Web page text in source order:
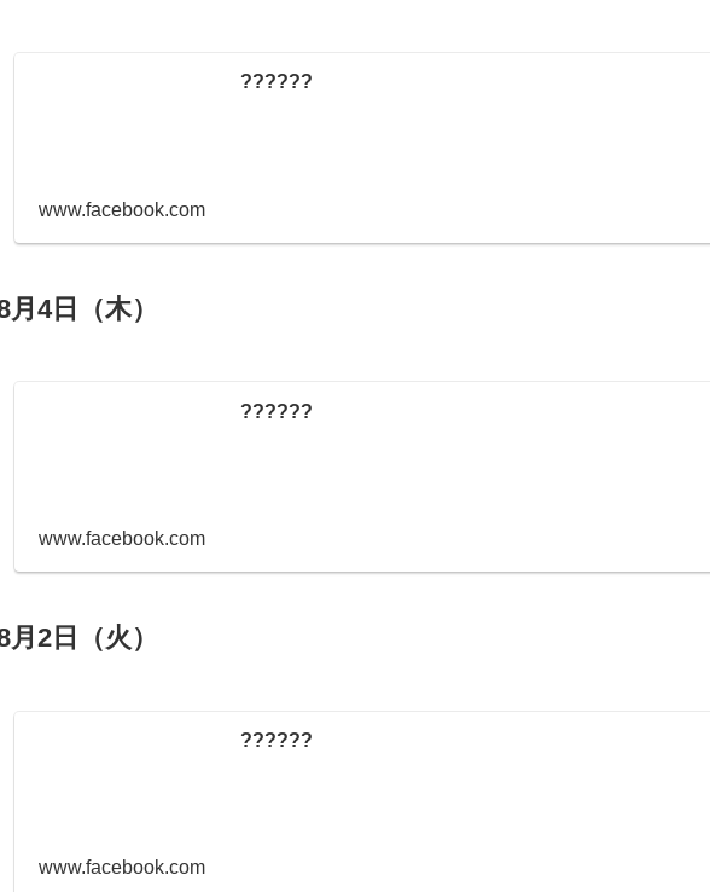
??????
www.facebook.com
月4日（木）
??????
www.facebook.com
月2日（火）
??????
www.facebook.com